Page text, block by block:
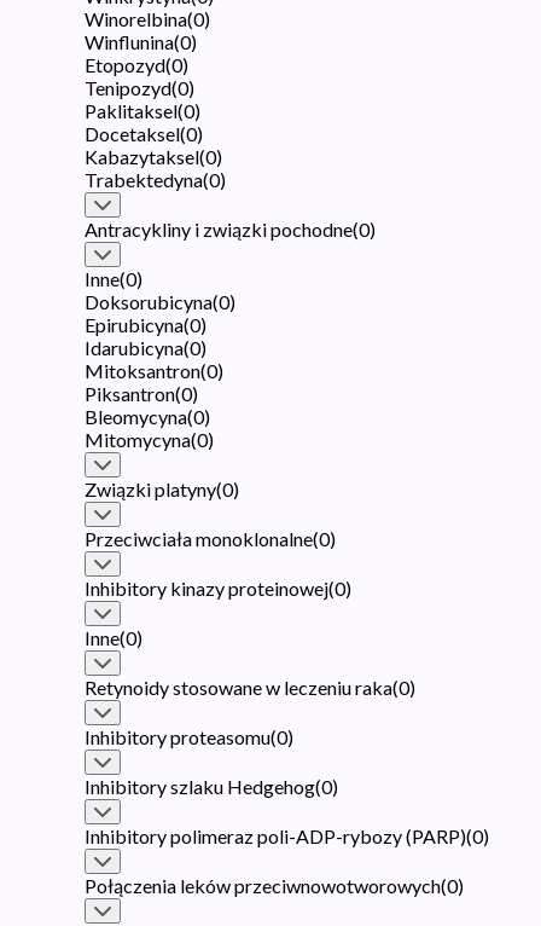
Winorelbina(0)
Winflunina(0)
Etopozyd(0)
Tenipozyd(0)
Paklitaksel(0)
Docetaksel(0)
Kabazytaksel(0)
Trabektedyna(0)
Antracykliny i związki pochodne(0)
Inne(0)
Doksorubicyna(0)
Epirubicyna(0)
Idarubicyna(0)
Mitoksantron(0)
Piksantron(0)
Bleomycyna(0)
Mitomycyna(0)
Związki platyny(0)
Przeciwciała monoklonalne(0)
Inhibitory kinazy proteinowej(0)
Inne(0)
Retynoidy stosowane w leczeniu raka(0)
Inhibitory proteasomu(0)
Inhibitory szlaku Hedgehog(0)
Inhibitory polimeraz poli-ADP-rybozy (PARP)(0)
Połączenia leków przeciwnowotworowych(0)